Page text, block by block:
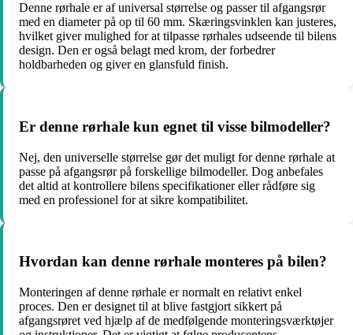
Denne rørhale er af universal størrelse og passer til afgangsrør
med en diameter på op til 60 mm. Skæringsvinklen kan justeres,
hvilket giver mulighed for at tilpasse rørhales udseende til bilens
design. Den er også belagt med krom, der forbedrer
holdbarheden og giver en glansfuld finish.
Er denne rørhale kun egnet til visse bilmodeller?
Nej, den universelle størrelse gør det muligt for denne rørhale at
passe på afgangsrør på forskellige bilmodeller. Dog anbefales
det altid at kontrollere bilens specifikationer eller rådføre sig
med en professionel for at sikre kompatibilitet.
Hvordan kan denne rørhale monteres på bilen?
Monteringen af denne rørhale er normalt en relativt enkel
proces. Den er designet til at blive fastgjort sikkert på
afgangsrøret ved hjælp af de medfølgende monteringsværktøjer